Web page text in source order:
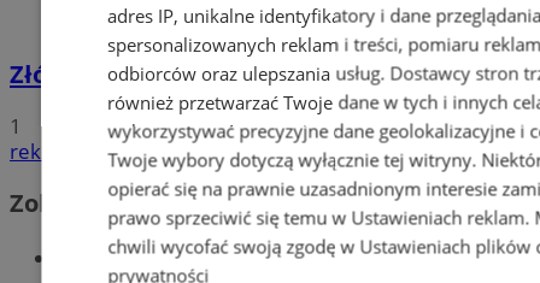
Złóż wniosek o dodatek węglowy
1
reklama
Zobacz również
Wiadomości kryminalne w Wodzisławiu
adres IP, unikalne identyfikatory i dane
spersonalizowanych reklam i treści, pomiaru
odbiorców oraz ulepszania usług. Dostawcy stron
również przetwarzać Twoje dane w tych i innych
wykorzystywać precyzyjne dane geolokalizacyjne i
Twoje wybory dotyczą wyłącznie tej witryny.
opierać się na prawnie uzasadnionym interesie
prawo sprzeciwić się temu w Ustawieniach reklam.
chwili wycofać swoją zgodę w Ustawieniach plików
prywatności